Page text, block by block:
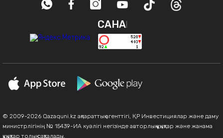
САНАҚ
© 2009-2026 Qazaquni.kz ақпараттық агенттігі, ҚР Инвестициялар және даму
министрлігінің № 15439-ИА куәлігі негізінде авторлық құқықтар және жанама
құқықтар толық сақталады.